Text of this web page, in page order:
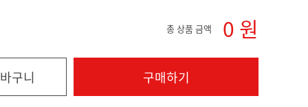
총 상품 금액 0 원
구니 구매하기